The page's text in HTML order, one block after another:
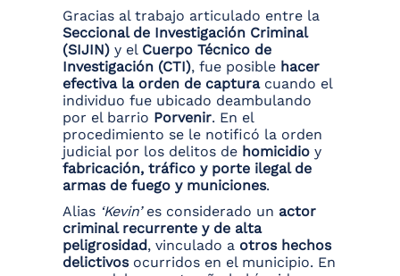
Gracias al trabajo articulado entre la
Seccional de Investigación Criminal
(SIJIN) y el Cuerpo Técnico de
Investigación (CTI), fue posible hacer
efectiva la orden de capturacuando el
individuo fue ubicado deambulando
por el barrio Porvenir. En el
procedimiento se le notificó la orden
judicial por los delitos de homicidio y
fabricación, tráfico y porte ilegal de
armas de fuego y municiones.
Alias ‘Kevin’es considerado un actor
criminal recurrente y de alta
peligrosidad, vinculado a otros hechos
delictivosocurridos en el municipio. En